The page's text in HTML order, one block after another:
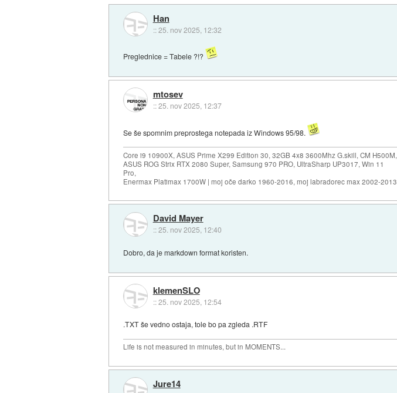
Han
::25. nov 2025, 12:32
Preglednice = Tabele ?!?
mtosev
::25. nov 2025, 12:37
Se še spomnim preprostega notepada iz Windows 95/98.
Core i9 10900X, ASUS Prime X299 Edition 30, 32GB 4x8 3600Mhz G.skill, CM H500M,
ASUS ROG Strix RTX 2080 Super, Samsung 970 PRO, UltraSharp UP3017, Win 11
Pro,
Enermax Platimax 1700W | moj oče darko 1960-2016, moj labradorec max 2002-2013
David Mayer
::25. nov 2025, 12:40
Dobro, da je markdown format koristen.
klemenSLO
::25. nov 2025, 12:54
.TXT še vedno ostaja, tole bo pa zgleda .RTF
Life is not measured in minutes, but in MOMENTS...
Jure14